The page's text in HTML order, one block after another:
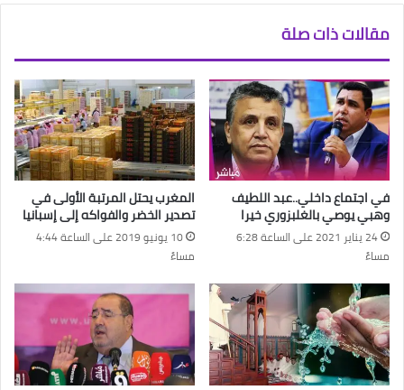
مقالات ذات صلة
في اجتماع داخلي..عبد اللطيف
وهبي يوصي بالغلبزوري خيرا
24 يناير 2021 على الساعة 6:28
مساءً
المغرب يحتل المرتبة الأولى في
تصدير الخضر والفواكه إلى إسبانيا
10 يونيو 2019 على الساعة 4:44
مساءً